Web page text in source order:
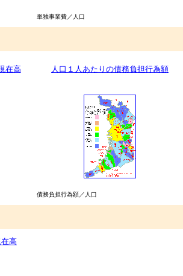
単独事業費／人口
在高 人口１人あたりの債務負担行為額
債務負担行為額／人口
高